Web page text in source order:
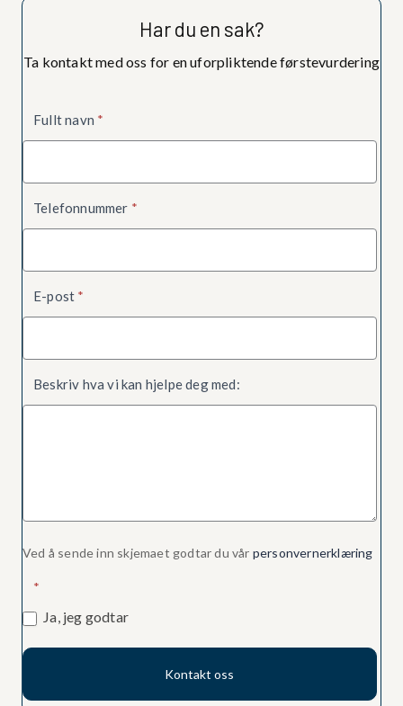
Har du en sak?
Ta kontakt med oss for en uforpliktende førstevurdering
Fullt navn *
Telefonnummer *
E-post *
Beskriv hva vi kan hjelpe deg med:
Ved å sende inn skjemaet godtar du vår personvernerklæring
*
Ja, jeg godtar
Kontakt oss